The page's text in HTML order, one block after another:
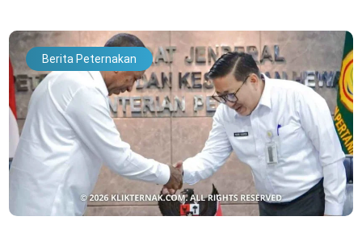
Berita Peternakan